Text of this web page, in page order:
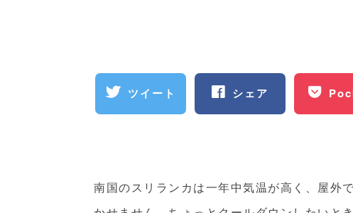
ツイート シェア
南国のスリランカは一年中気温が高く、屋外